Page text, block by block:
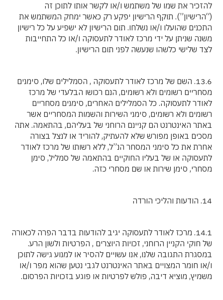
להזכיר את שמו של משתמש ו/או לקשר אותו לתוכן זה
(“הרישיון”). תוקף הרישיון יפקע רק כאשר ימחק המשתמש את
התכנים שהועלו ו/או נשלחו. תום הרישיון לא ישפיע על כל רישיון
משנה שניתן על ידי מרכז לאודר לתעסוקה ו/או כל התחייבות
לצד שלישי כלשהו שנעשה לפני תום הרישיון.
13.6. השם של מרכז לאודר לתעסוקה , הסמלילים שלו, סימנים
מסחריים רשומים ולא רשומים, הנם רכושו הבלעדי של מרכז
לאודר לתעסוקה. כל הסמלילים האחרים, סימנים מסחריים
רשומים ולא רשומים, סימני השירות והשמות המסחריים אשר
באתר האינטרנט הם קניינם הרוחני של בעליהם, בהתאמה. אתה
מסכים באופן מפורש שלא להעתיק, להוריד או לנצל בצורה
אחרת את כל סימני המסחר הנ”ל, ללא רשותו של מרכז לאודר
לתעסוקה או של בעליו החוקיים בהתאמה של סמליל, סימן
מסחרי, סימן שירות או שם מסחרי כזה.
14. הודעות והליכי הורדה
14.1. מרכז לאודר לתעסוקה יגיב להודעות בדבר הפרה לכאורה
של חוקי הקניין הרוחני, זכויות היוצרים , הפרטיות ולשון הרע.
במסגרת התגובה שלנו, אנו עשויים להסיר או למנוע גישה לתוכן
ו/או חומר המצויים באתר האינטרנט לגבי נטען שהוא מפר ו/או
משמיץ, מוציא דיבה, פולש לפרטיות או פוגע בזכויות הפרסום.